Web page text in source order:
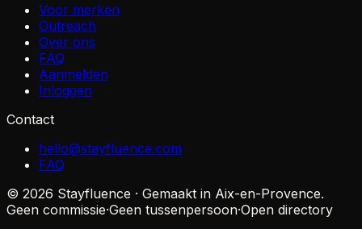
Voor merken
Outreach
Over ons
FAQ
Aanmelden
Inloggen
Contact
hello@stayfluence.com
FAQ
© 2026 Stayfluence · Gemaakt in Aix-en-Provence.
Geen commissie·Geen tussenpersoon·Open directory